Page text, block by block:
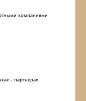
компаниями
- партнерах